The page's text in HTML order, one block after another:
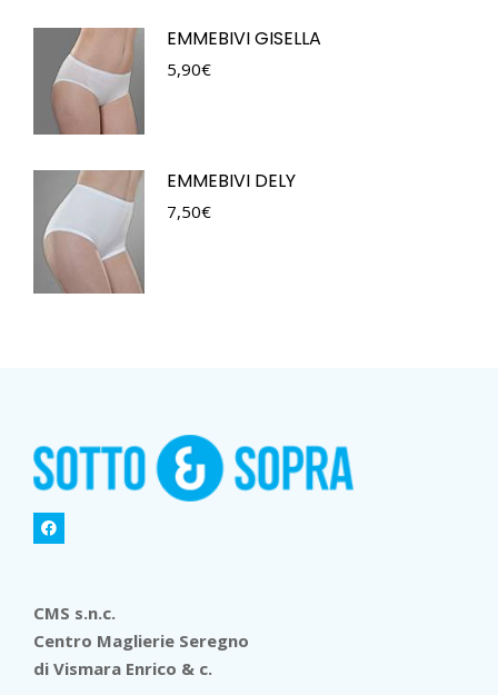
EMMEBIVI GISELLA
5,90€
EMMEBIVI DELY
7,50€
CMS s.n.c.
Centro Maglierie Seregno
di Vismara Enrico & c.